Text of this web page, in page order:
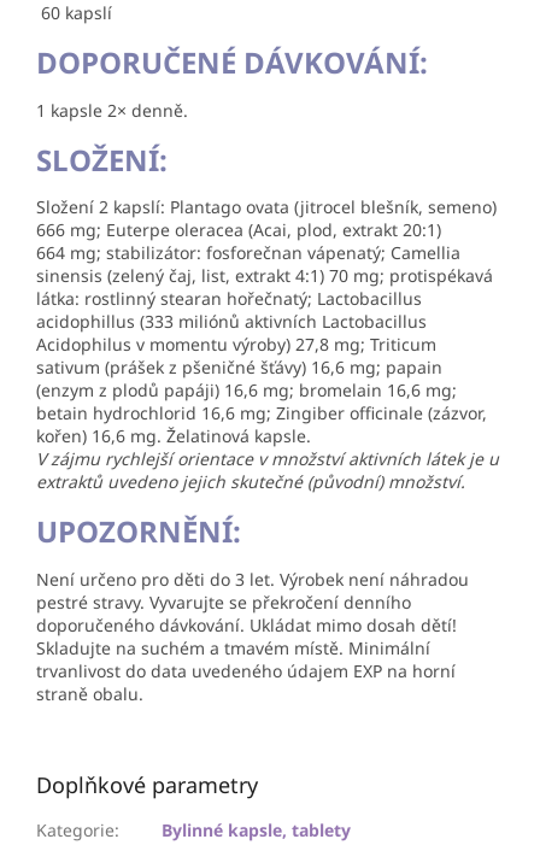
60 kapslí
DOPORUČENÉ DÁVKOVÁNÍ:
1 kapsle 2× denně.
SLOŽENÍ:
Složení 2 kapslí: Plantago ovata (jitrocel blešník, semeno)
666 mg; Euterpe oleracea (Acai, plod, extrakt 20:1)
664 mg; stabilizátor: fosforečnan vápenatý; Camellia
sinensis (zelený čaj, list, extrakt 4:1) 70 mg; protispékavá
látka: rostlinný stearan hořečnatý; Lactobacillus
acidophillus (333 miliónů aktivních Lactobacillus
Acidophilus v momentu výroby) 27,8 mg; Triticum
sativum (prášek z pšeničné šťávy) 16,6 mg; papain
(enzym z plodů papáji) 16,6 mg; bromelain 16,6 mg;
betain hydrochlorid 16,6 mg; Zingiber officinale (zázvor,
kořen) 16,6 mg. Želatinová kapsle.
V zájmu rychlejší orientace v množství aktivních látek je u
extraktů uvedeno jejich skutečné (původní) množství.
UPOZORNĚNÍ:
Není určeno pro děti do 3 let. Výrobek není náhradou
pestré stravy. Vyvarujte se překročení denního
doporučeného dávkování. Ukládat mimo dosah dětí!
Skladujte na suchém a tmavém místě. Minimální
trvanlivost do data uvedeného údajem EXP na horní
straně obalu.
Doplňkové parametry
Kategorie:
Bylinné kapsle, tablety